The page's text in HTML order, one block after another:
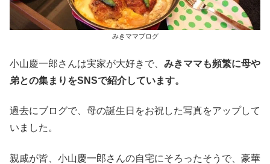
みきママブログ
小山慶一郎さんは実家が大好きで、 みきママも頻繁に母や
弟との集まりをSNSで紹介しています。
過去にブログで、母の誕生日をお祝した写真をアップして
いました。
親戚が皆、小山慶一郎さんの自宅にそろったそうで、豪華